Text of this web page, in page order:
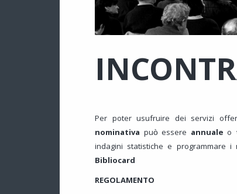
Per poter usufruire dei servizi
nominativa può essere annuale o
indagini statistiche e programmare
Bibliocard
REGOLAMENTO